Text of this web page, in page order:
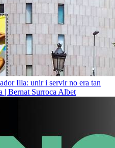
Illa: unir i servir no era tan
| Bernat Surroca Albet